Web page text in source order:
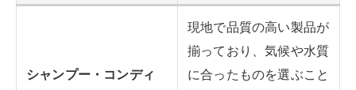
シャンプー・コンディ
現地で品質の高い製品が
揃っており、気候や水質
に合ったものを選ぶこと